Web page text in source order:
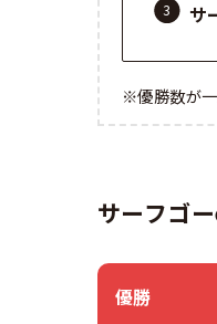
サ
※優勝数が
サーフゴ
優勝